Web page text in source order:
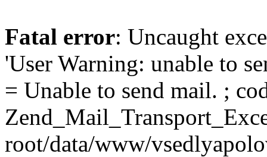
Fatal error: Uncaught
'User Warning: unable to
= Unable to send mail. ;
root/data/www/